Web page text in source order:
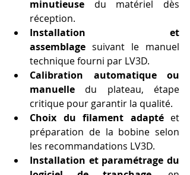
minutieuse du matériel dès
réception.
Installation et
assemblage suivant le manuel
technique fourni par LV3D.
Calibration automatique ou
manuelle du plateau, étape
critique pour garantir la qualité.
Choix du filament adapté et
préparation de la bobine selon
les recommandations LV3D.
Installation et paramétrage du